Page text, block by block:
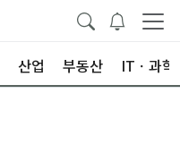
산업 부동산 ITㆍ과학